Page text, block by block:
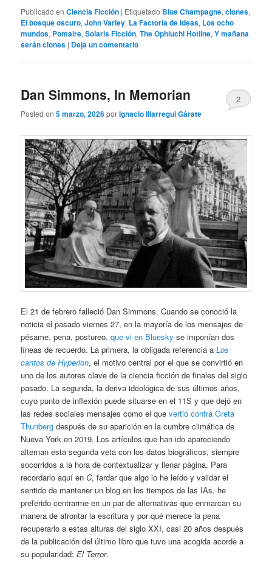
Publicado en Ciencia Ficción | Etiquetado Blue Champagne,clones,
El bosque oscuro,John Varley, La Factoría de Ideas, Los ocho
mundos, Pomaire,Solaris Ficción,The Ophiuchi Hotline,Y mañana
serán clones | Deja un comentario
Dan Simmons, In Memorian
Posted on5 marzo, 2026porIgnacio Illarregui Gárate
2
El 21 de febrero falleció Dan Simmons. Cuando se conoció la
noticia el pasado viernes 27, en la mayoría de los mensajes de
pésame, pena, postureo,que vi en Bluesky se imponían dos
líneas de recuerdo. La primera, la obligada referencia aLos
cantos de Hyperion, el motivo central por el que se convirtió en
uno de los autores clave de la ciencia ficción de finales del siglo
pasado. La segunda, la deriva ideológica de sus últimos años,
cuyo punto de inflexión puede situarse en el 11S y que dejó en
las redes sociales mensajes como el quevertió contra Greta
Thunberg después de su aparición en la cumbre climática de
Nueva York en 2019. Los artículos que han ido apareciendo
alternan esta segunda veta con los datos biográficos, siempre
socorridos a la hora de contextualizar y llenar página. Para
recordarlo aquí enC, fardar que algo lo he leído y validar el
sentido de mantener un blog en los tiempos de las IAs, he
preferido centrarme en un par de alternativas que enmarcan su
manera de afrontar la escritura y por qué merece la pena
recuperarlo a estas alturas del siglo XXI, casi 20 años después
de la publicación del último libro que tuvo una acogida acorde a
su popularidad:El Terror.